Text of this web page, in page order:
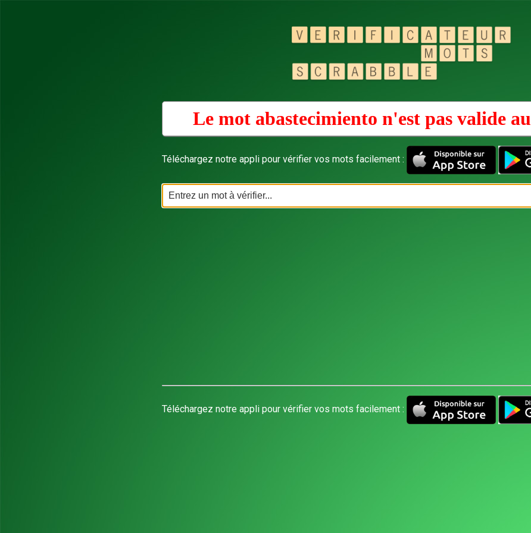
Le mot abastecimiento n'est pas valide au
Téléchargez notre appli pour vérifier vos mots facilement :
Téléchargez notre appli pour vérifier vos mots facilement :